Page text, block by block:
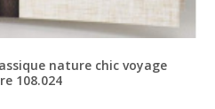
nature chic voyage
108.024